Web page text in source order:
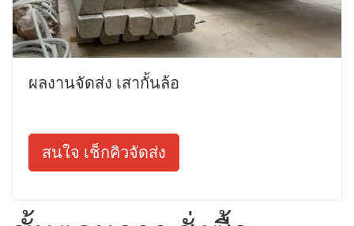
ผลงานจัดส่ง เสากั้นล้อ
สนใจ เช็กคิวจัดส่ง